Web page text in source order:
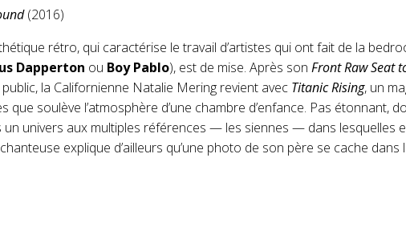
(2016)
rétro, qui caractérise le travail d’artistes qui ont fait de la
Dapperton ou Boy Pablo), est de mise. Après son Front Raw Seat
la Californienne Natalie Mering revient avec Titanic Rising, un
que soulève l’atmosphère d’une chambre d’enfance. Pas étonnant,
univers aux multiples références — les siennes — dans lesquelles
explique d’ailleurs qu’une photo de son père se cache dans